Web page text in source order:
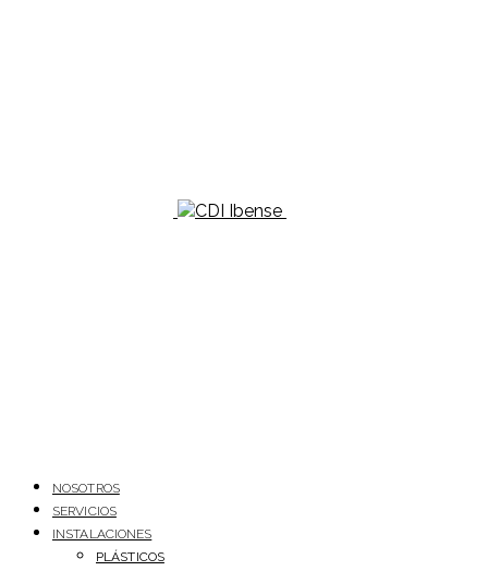
NOSOTROS
SERVICIOS
INSTALACIONES
PLÁSTICOS